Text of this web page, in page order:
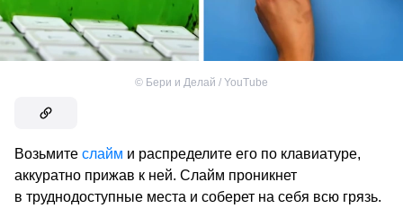
© Бери и Делай / YouTube
Возьмите слайм и распределите его по клавиатуре,
аккуратно прижав к ней. Слайм проникнет
в труднодоступные места и соберет на себя всю грязь.